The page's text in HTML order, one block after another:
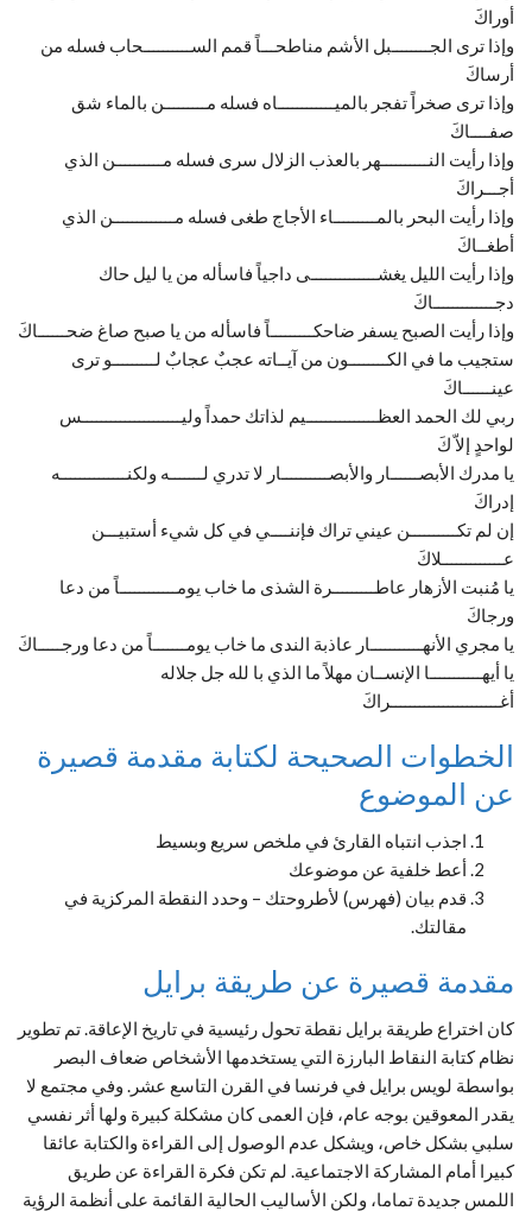
أوراكَ
وإذا ترى الجــــــــبل الأشم مناطحـــاً قمم الســــــــــحاب فسله من
أرساكَ
وإذا ترى صخراً تفجر بالميــــــــــــاه فسله مـــــــــن بالماء شق
صفــــاكَ
وإذا رأيت النــــــــــهر بالعذب الزلال سرى فسله مــــــــــن الذي
أجـــراكَ
وإذا رأيت البحر بالمـــــــــاء الأجاج طغى فسله مـــــــــــــن الذي
أطغــاكَ
وإذا رأيت الليل يغشــــــــــــــى داجياً فاسأله من يا ليل حاك
دجـــــــــــــاكَ
وإذا رأيت الصبح يسفر ضاحكـــــــــاً فاسأله من يا صبح صاغ ضحــــــاكَ
ستجيب ما في الكــــــــون من آيــاته عجبٌ عجابٌ لـــــــــو ترى
عينــــــاكَ
ربي لك الحمد العظـــــــــــــــيم لذاتك حمداً وليـــــــــــــــــــــس
لواحدٍ إلاّ كَ
يا مدرك الأبصــــــار والأبصــــــــــار لا تدري لـــــــه ولكنــــــــــــــه
إدراكَ
إن لم تكــــــــــن عيني تراك فإننــــي في كل شيء أستبيـــن
عـــــــــــــلاكَ
يا مُنبت الأزهار عاطـــــــــرة الشذى ما خاب يومــــــــــــاً من دعا
ورجاكَ
يا مجري الأنهـــــــــــار عاذبة الندى ما خاب يومـــــــاً من دعا ورجـــــاكَ
يا أيهـــــــــــا الإنســان مهلاً ما الذي با لله جل جلاله
أغـــــــــــــــــــــــراكَ
الخطوات الصحيحة لكتابة مقدمة قصيرة
عن الموضوع
اجذب انتباه القارئ في ملخص سريع وبسيط
أعط خلفية عن موضوعك
قدم بيان (فهرس) لأطروحتك – وحدد النقطة المركزية في
مقالتك.
مقدمة قصيرة عن طريقة برايل
كان اختراع طريقة برايل نقطة تحول رئيسية في تاريخ الإعاقة. تم تطوير
نظام كتابة النقاط البارزة التي يستخدمها الأشخاص ضعاف البصر
بواسطة لويس برايل في فرنسا في القرن التاسع عشر. وفي مجتمع لا
يقدر المعوقين بوجه عام، فإن العمى كان مشكلة كبيرة ولها أثر نفسي
سلبي بشكل خاص، ويشكل عدم الوصول إلى القراءة والكتابة عائقا
كبيرا أمام المشاركة الاجتماعية. لم تكن فكرة القراءة عن طريق
اللمس جديدة تماما، ولكن الأساليب الحالية القائمة على أنظمة الرؤية